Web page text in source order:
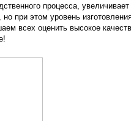
процесса,
но при этом уровень
всех оценить высокое